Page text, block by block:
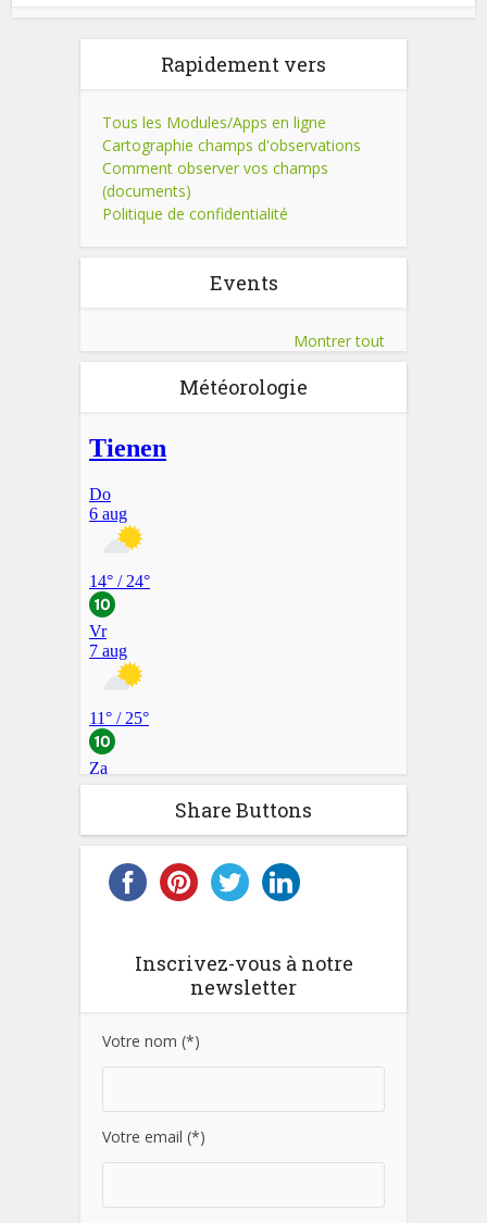
Rapidement vers
Tous les Modules/Apps en ligne
Cartographie champs d'observations
Comment observer vos champs
(documents)
Politique de confidentialité
Events
Montrer tout
Météorologie
Share Buttons
Inscrivez-vous à notre
newsletter
Votre nom (*)
Votre email (*)